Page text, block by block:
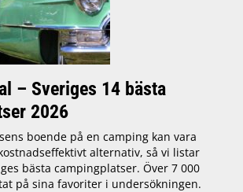
– Sveriges 14 bästa
2026
boende på en camping kan vara
alternativ, så vi listar
bästa campingplatser. Över 7 000
på sina favoriter i undersökningen.